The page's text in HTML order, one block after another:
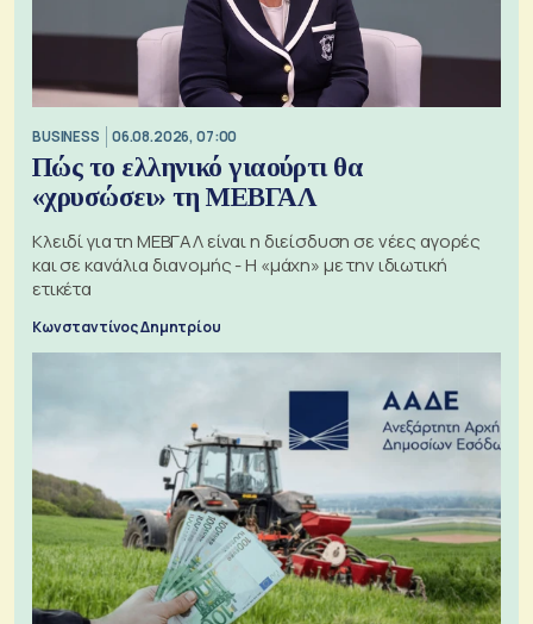
BUSINESS 06.08.2026, 07:00
Πώς το ελληνικό γιαούρτι θα
«χρυσώσει» τη ΜΕΒΓΑΛ
Κλειδί για τη ΜΕΒΓΑΛ είναι η διείσδυση σε νέες αγορές
και σε κανάλια διανομής - Η «μάχη» με την ιδιωτική
ετικέτα
Κωνσταντίνος Δημητρίου